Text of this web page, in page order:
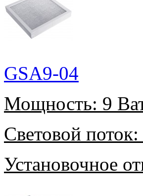
GSA9-04
Мощность: 9
Световой поток:
Установочное